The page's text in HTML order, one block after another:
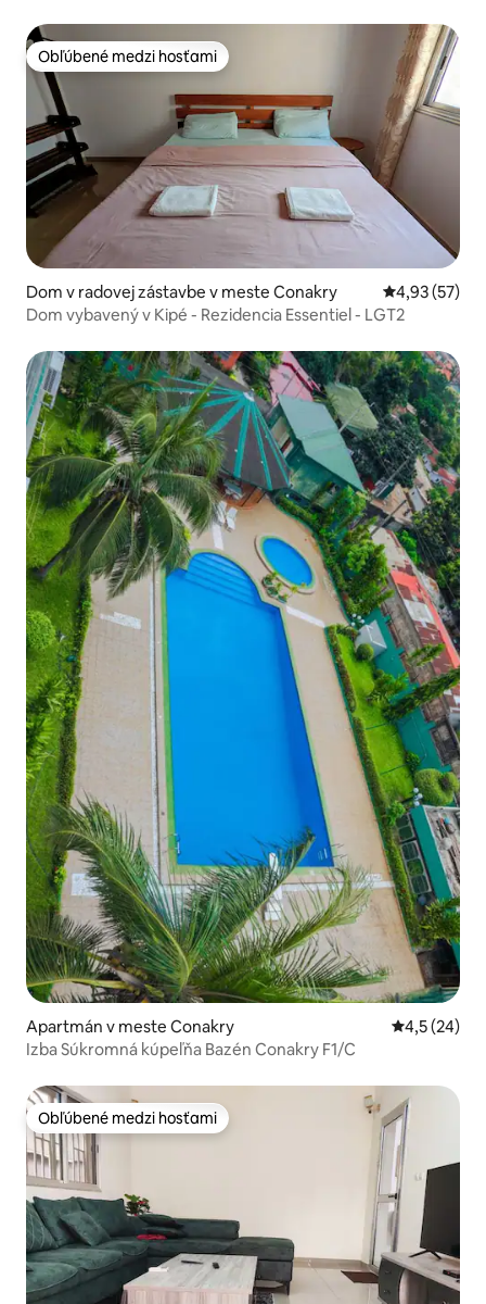
Obľúbené medzi hosťami
Obľúbené medzi hosťami
Dom v radovej zástavbe v meste Conakry Priemerné
4,93 (57)
Dom vybavený v Kipé - Rezidencia Essentiel - LGT2
Apartmán v meste Conakry Priemerné
4,5 (24)
Izba Súkromná kúpeľňa Bazén Conakry F1/C
Obľúbené medzi hosťami
Obľúbené medzi hosťami